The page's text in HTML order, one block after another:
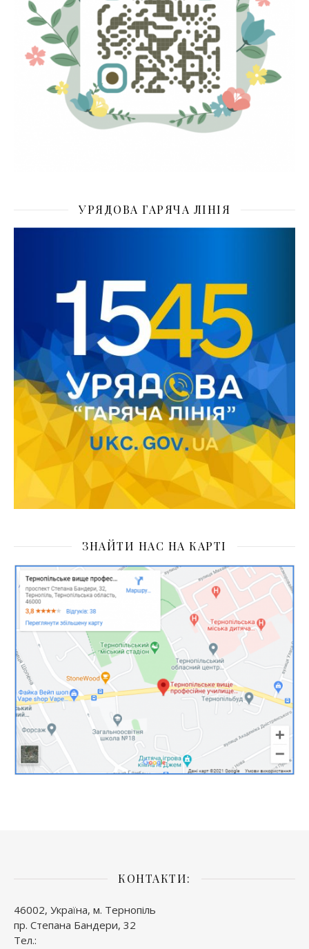
УРЯДОВА ГАРЯЧА ЛІНІЯ
ЗНАЙТИ НАС НА КАРТІ
КОНТАКТИ:
46002, Україна, м. Тернопіль
пр. Степана Бандери, 32
Тел.: